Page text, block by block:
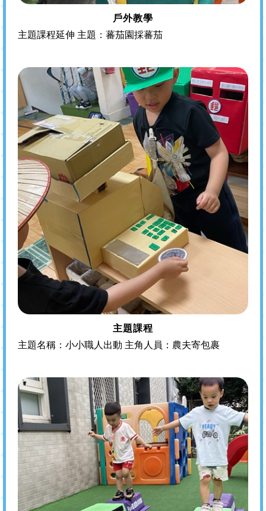
戶外教學
主題課程延伸 主題：蕃茄園採蕃茄
主題課程
主題名稱：小小職人出動 主角人員：農夫寄包裹